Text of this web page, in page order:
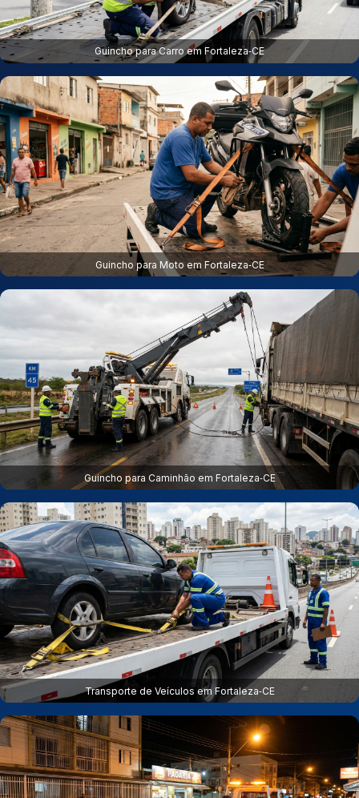
Guincho para Carro em Fortaleza‑CE
Guincho para Moto em Fortaleza‑CE
Guincho para Caminhão em Fortaleza‑CE
Transporte de Veículos em Fortaleza‑CE